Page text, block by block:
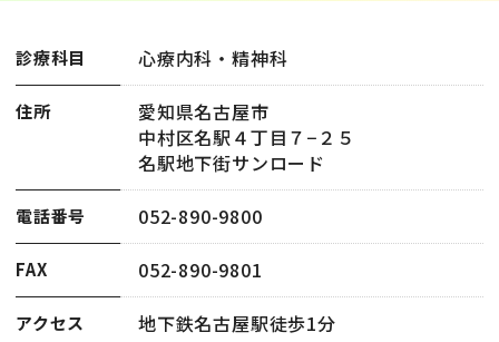
診療科目 心療内科・精神科
住所
愛知県名古屋市
中村区名駅４丁目７−２５
名駅地下街サンロード
電話番号 052-890-9800
FAX 052-890-9801
アクセス 地下鉄名古屋駅徒歩1分